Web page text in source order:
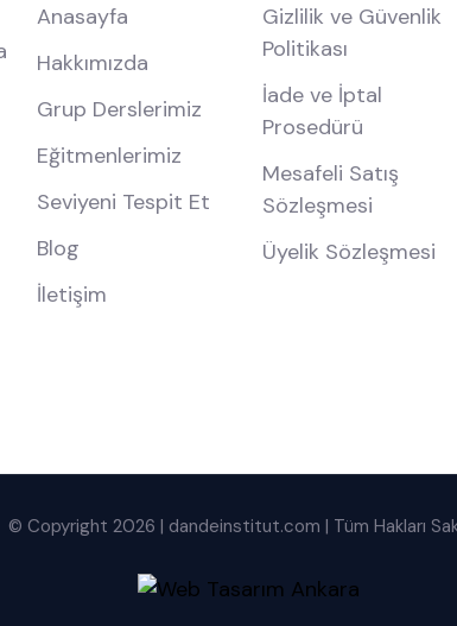
Anasayfa
Hakkımızda
Grup Derslerimiz
Eğitmenlerimiz
Seviyeni Tespit Et
Blog
İletişim
Gizlilik ve Güvenlik
Politikası
İade ve İptal
Prosedürü
Mesafeli Satış
Sözleşmesi
Üyelik Sözleşmesi
© Copyright 2026 | dandeinstitut.com | Tüm Hakları